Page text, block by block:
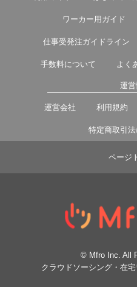
ワーカー用ガイド
仕事受発注ガイドライン
手数料について よく
運
運営会社 利用規約
特定商取引
ページ
© Mfro Inc. All
クラウドソーシング・在